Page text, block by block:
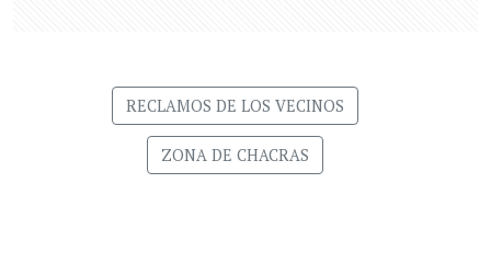
RECLAMOS DE LOS VECINOS
ZONA DE CHACRAS